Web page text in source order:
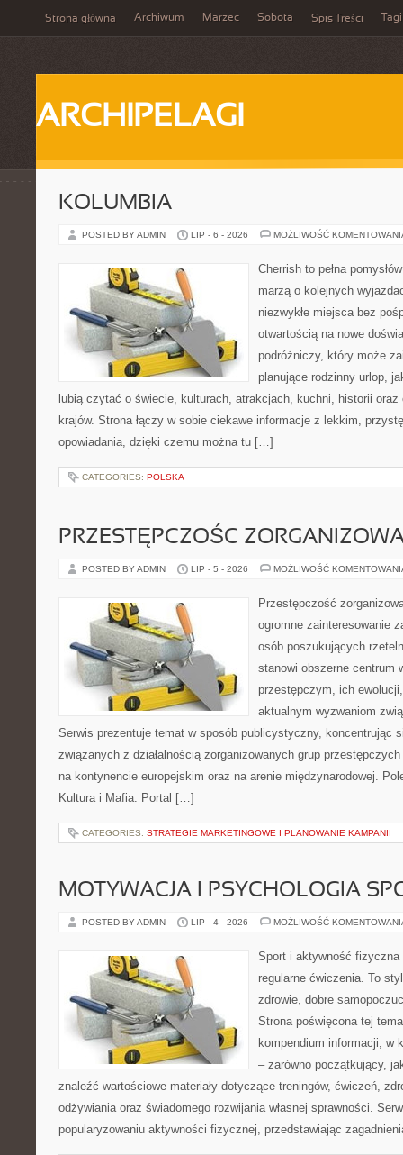
Strona główna Archiwum Marzec Sobota Spis Treści Tagi
ARCHIPELAGI
KOLUMBIA
POSTED BY ADMIN LIP - 6 - 2026 MOŻLIWOŚĆ
Cherrish to pełna
marzą o kolejnych
niezwykłe miejsca bez
otwartością na nowe
podróżniczy, który może
planujące rodzinny urlop,
lubią czytać o świecie, kulturach, atrakcjach, kuchni, historii
krajów. Strona łączy w sobie ciekawe informacje z lekkim,
opowiadania, dzięki czemu można tu […]
CATEGORIES: POLSKA
PRZESTĘPCZOŚC
POSTED BY ADMIN LIP - 5 - 2026 MOŻLIWOŚĆ
Przestępczość
ogromne zainteresowanie
osób poszukujących
stanowi obszerne centrum
przestępczym, ich
aktualnym wyzwaniom
Serwis prezentuje temat w sposób publicystyczny, koncentrując
związanych z działalnością zorganizowanych grup
na kontynencie europejskim oraz na arenie międzynarodowej.
Kultura i Mafia. Portal […]
CATEGORIES: STRATEGIE MARKETINGOWE I PLANOWANIE KAMPANII
MOTYWACJA I PSYCHOLOGIA
POSTED BY ADMIN LIP - 4 - 2026 MOŻLIWOŚĆ
Sport i aktywność
regularne ćwiczenia. To
zdrowie, dobre
Strona poświęcona tej
kompendium informacji, w
– zarówno początkujący,
znaleźć wartościowe materiały dotyczące treningów, ćwiczeń,
odżywiania oraz świadomego rozwijania własnej sprawności.
popularyzowaniu aktywności fizycznej, przedstawiając